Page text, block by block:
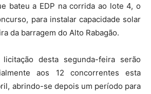
bateu a EDP na corrida ao lote 4, o
para instalar capacidade solar
da barragem do Alto Rabagão.
desta segunda-feira serão
aos 12 concorrentes esta
abrindo-se depois um período para